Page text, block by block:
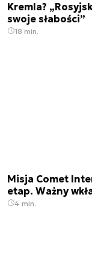
Kremla?
swoje słabości”
18 min.
Misja Comet
etap. Ważny
4 min.